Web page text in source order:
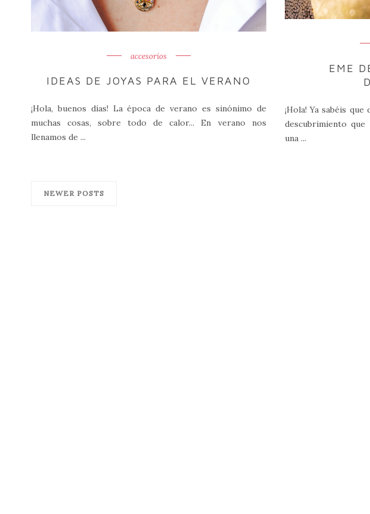
accesorios
IDEAS DE JOYAS PARA EL VERANO
¡Hola, buenos días! La época de verano es sinónimo de
muchas cosas, sobre todo de calor... En verano nos
llenamos de ...
EME
¡Hola! Ya sabéis
descubrimiento
una ...
NEWER POSTS